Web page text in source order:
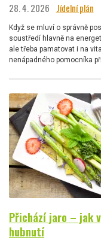
28. 4. 2026 Jídelní plán
Když se mluví o správně
soustředí hlavně na
ale třeba pamatovat i na
nenápadného pomocníka
Přichází jaro – jak
hubnutí